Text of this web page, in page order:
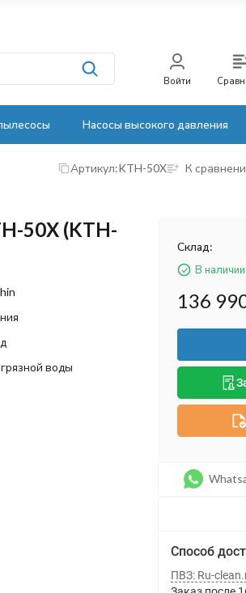
Войти
Насосы высокого давления
Артикул:KTH-50X К
50X (KTH-
грязной воды
Склад:
В наличии
136
Способ
ПВЗ: Ru-